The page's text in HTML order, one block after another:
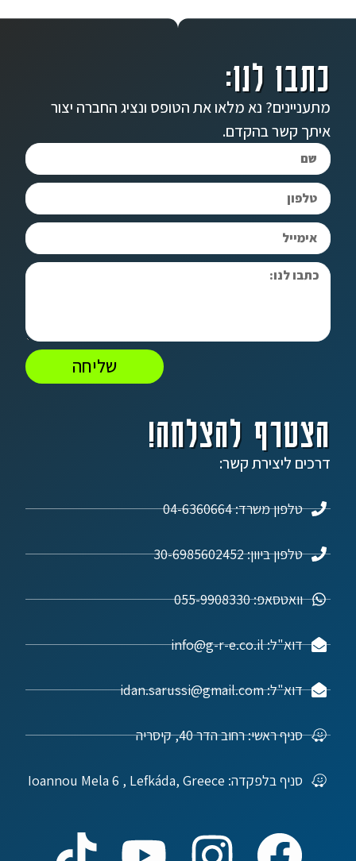
הצטרף להצלחה!
דרכים ליצירת קשר:
טלפון משרד: 04-6360664
טלפון ביוון: 30-6985602452
וואטסאפ: 055-9908330
דוא"ל: info@g-r-e.co.il
דוא"ל: idan.sarussi@gmail.com
סניף ראשי: רחוב הדר 40, קיסריה
סניף בלפקדה: Ioannou Mela 6 , Lefkáda, Greece
כתבו לנו:
מתעניינים? נא מלאו את הטופס ונציג החברה יצור
איתך קשר בהקדם.
שליחה